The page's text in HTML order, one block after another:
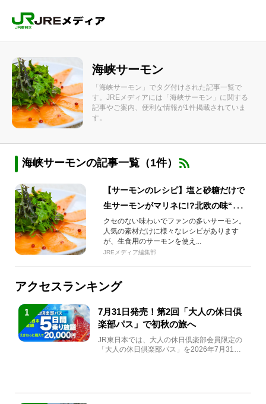
海峡サーモン
「海峡サーモン」でタグ付けされた記事一覧で
す。JREメディアには「海峡サーモン」に関する
記事やご案内、便利な情報が1件掲載されていま
す。
海峡サーモンの記事一覧（1件）
【サーモンのレシピ】塩と砂糖だけで
生サーモンがマリネに!?北欧の味“グラ
ブラックス”とは？
クセのない味わいでファンの多いサーモン。
人気の素材だけに様々なレシピがあります
が、生食用のサーモンを使え...
JREメディア編集部
アクセスランキング
1
7月31日発売！第2回「大人の休日倶
楽部パス」で初秋の旅へ
JR東日本では、大人の休日倶楽部会員限定の
「大人の休日倶楽部パス」を2026年7月31日